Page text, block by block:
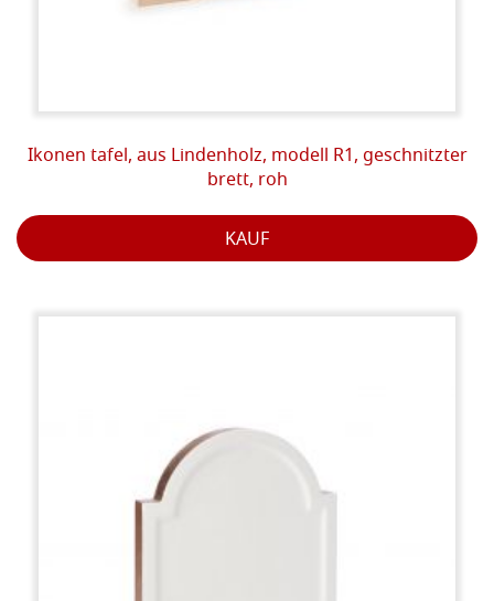
Ikonen tafel, aus Lindenholz, modell R1, geschnitzter
brett, roh
KAUF